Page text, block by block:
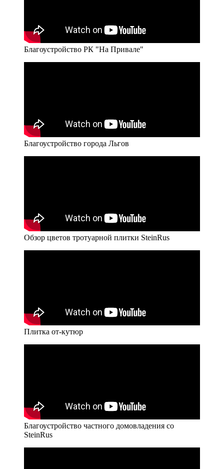
Благоустройство РК "На Привале"
Благоустройство города Льгов
Обзор цветов тротуарной плитки SteinRus
Плитка от-кутюр
Благоустройство частного домовладения со
SteinRus